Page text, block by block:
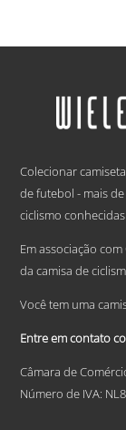
Colecionar
de futebol - mais
ciclismo
Em associação com
da camisa de
Você tem uma
Entre em contato
Câmara de
Número de IVA: